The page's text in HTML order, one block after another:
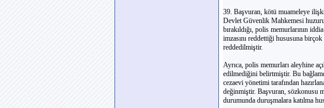
39. Başvuran, kötü muameleye
Devlet Güvenlik Mahkemesi
bırakıldığı, polis memurlarının
imzasını reddettiği hususuna
reddedilmiştir.
Ayrıca, polis memurları aleyhine
edilmediğini belirtmiştir. Bu
cezaevi yönetimi tarafından
değinmiştir. Başvuran, sözkonusu
durumunda duruşmalara katılma